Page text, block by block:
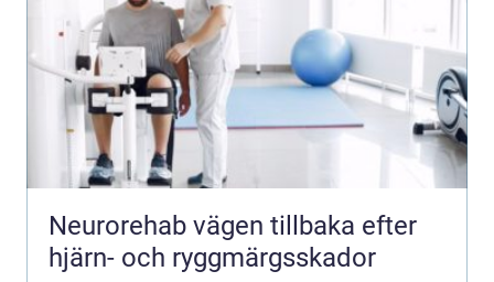
Neurorehab vägen tillbaka efter
hjärn- och ryggmärgsskador